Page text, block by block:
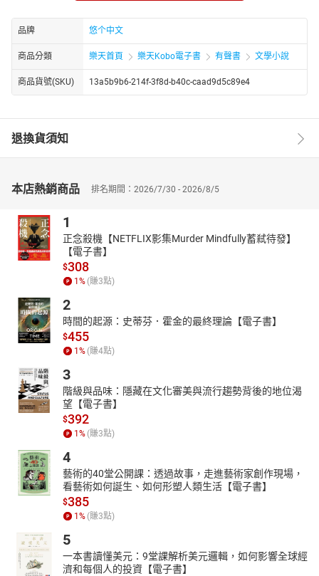
品牌 悠个中文
商品分類 樂天首頁 樂天Kobo電子書 有聲書 文學小說
商品貨號(SKU) 13a5b9b6-214f-3f8d-b40c-caad9d5c89e4
退換貨須知
本店熱銷商品 排名期間：2026/7/30 - 2026/8/5
1
正念殺機【NETFLIX影集Murder Mindfully蓄弒待發】
【電子書】
$308
1 % (賺3點)
2
時間的起源：史蒂芬．霍金的最終理論【電子書】
$455
1 % (賺4點)
3
階級與品味：隱藏在文化審美與流行趨勢背後的地位渴
望【電子書】
$392
1 % (賺3點)
4
藝術的40堂公開課：透過故事，走進藝術家創作現場，
看藝術如何誕生、如何形塑人類生活【電子書】
$385
1 % (賺3點)
5
一本書讀懂美元：9堂課解析美元邏輯，如何影響全球經
濟和每個人的投資【電子書】